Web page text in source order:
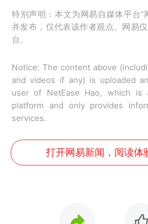
特别声明：本文为网易自媒体平台“
并发布，仅代表该作者观点。网易
台。
Notice: The content above
and videos if any) is uploaded
user of NetEase Hao, which is
platform and only provides
services.
打开网易新闻，阅读体